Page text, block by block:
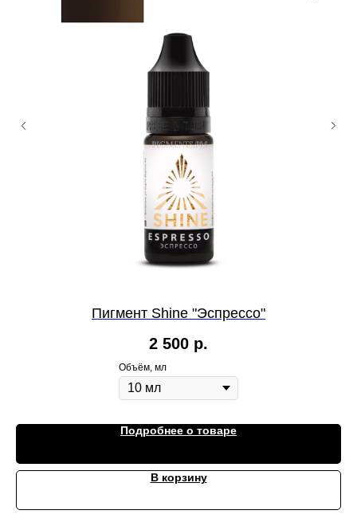
Пигмент Shine "Эспрессо"
2 500 р.
Объём, мл
Подробнее о товаре
В корзину